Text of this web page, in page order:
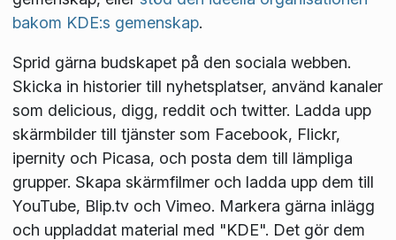
bakom KDE:s gemenskap.
Sprid gärna budskapet på den sociala webben.
Skicka in historier till nyhetsplatser, använd kanaler
som delicious, digg, reddit och twitter. Ladda upp
skärmbilder till tjänster som Facebook, Flickr,
ipernity och Picasa, och posta dem till lämpliga
grupper. Skapa skärmfilmer och ladda upp dem till
YouTube, Blip.tv och Vimeo. Markera gärna inlägg
och uppladdat material med "KDE". Det gör dem